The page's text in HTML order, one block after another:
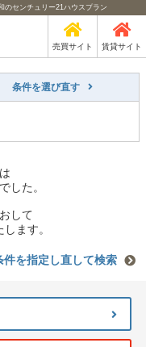
のセンチュリー21ハウスプラン
売買サイト 賃貸サイト
条件を選び直す
した。
して
ます。
件を指定し直して検索